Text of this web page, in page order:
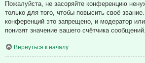
Пожалуйста, не засоряйте конференцию
только для того, чтобы повысить своё
конференций это запрещено, и модератор
понизят значение вашего счётчика сообщений.
Вернуться к началу